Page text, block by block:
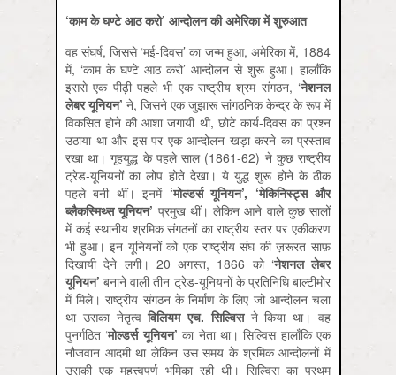
‘काम के घण्टे आठ करो’ आन्दोलन कीअमेरिका में शुरुआत
वह संघर्ष, जिससे ‘मई-दिवस’ का जन्म हुआ, अमेरिका में, 1884
में, ‘काम के घण्टे आठ करो’ आन्दोलन से शुरू हुआ। हालाँकि
इससे एक पीढ़ी पहले भी एक राष्ट्रीय श्रम संगठन, ‘नेशनल
लेबर यूनियन’ ने, जिसने एक जुझारू सांगठनिक केन्द्र के रूप में
विकसित होने की आशा जगायी थी, छोटे कार्य-दिवस का प्रश्न
उठाया था और इस पर एक आन्दोलन खड़ा करने का प्रस्ताव
रखा था। गृहयुद्ध के पहले साल (1861-62) ने कुछ राष्ट्रीय
ट्रेड-यूनियनों का लोप होते देखा। ये युद्ध शुरू होने के ठीक
पहले बनी थीं। इनमें ‘मोल्डर्स यूनियन’, ‘मेकिनिस्ट्स और
ब्लैकस्मिथ्स यूनियन’ प्रमुख थीं। लेकिन आने वाले कुछ सालों
में कई स्थानीय श्रमिक संगठनों का राष्ट्रीय स्तर पर एकीकरण
भी हुआ। इन यूनियनों को एक राष्ट्रीय संघ की ज़रूरत साफ़
दिखायी देने लगी। 20 अगस्त, 1866 को ‘नेशनल लेबर
यूनियन’ बनाने वाली तीन ट्रेड-यूनियनों के प्रतिनिधि बाल्टीमोर
में मिले। राष्ट्रीय संगठन के निर्माण के लिए जो आन्दोलन चला
था उसका नेतृत्वविलियम एच. सिल्विसने किया था। वह
पुनर्गठित ‘मोल्डर्स यूनियन’ का नेता था। सिल्विस हालाँकि एक
नौजवान आदमी था लेकिन उस समय के श्रमिक आन्दोलनों में
उसकी एक महत्त्वपूर्ण भूमिका रही थी। सिल्विस का प्रथम